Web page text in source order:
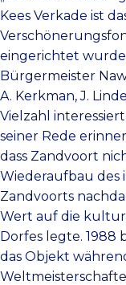
Kees Verkade ist
eingerichtet
Bürgermeister
A. Kerkman, J.
Vielzahl
seiner Rede
dass Zandvoort
Wiederaufbau des
Zandvoorts
Wert auf die
Dorfes legte. 1988
das Objekt